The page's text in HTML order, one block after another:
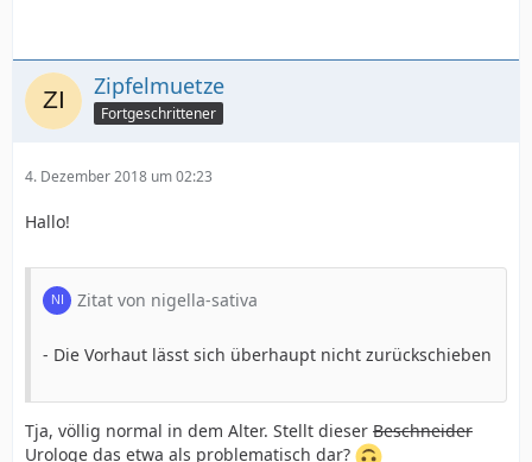
Zipfelmuetze
Fortgeschrittener
4. Dezember 2018 um 02:23
Hallo!
Zitat von nigella-sativa
- Die Vorhaut lässt sich überhaupt nicht zurückschieben
Tja, völlig normal in dem Alter. Stellt dieser Beschneider
Urologe das etwa als problematisch dar?